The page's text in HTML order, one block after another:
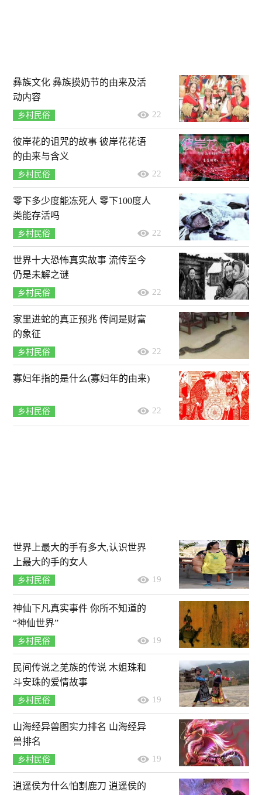
彝族文化 彝族摸奶节的由来及活
动内容
乡村民俗 22
彼岸花的诅咒的故事 彼岸花花语
的由来与含义
乡村民俗 22
零下多少度能冻死人 零下100度人
类能存活吗
乡村民俗 22
世界十大恐怖真实故事 流传至今
仍是未解之谜
乡村民俗 22
家里进蛇的真正预兆 传闻是财富
的象征
乡村民俗 22
寡妇年指的是什么(寡妇年的由来)
乡村民俗 22
世界上最大的手有多大,认识世界
上最大的手的女人
乡村民俗 19
神仙下凡真实事件 你所不知道的
“神仙世界”
乡村民俗 19
民间传说之羌族的传说 木姐珠和
斗安珠的爱情故事
乡村民俗 19
山海经异兽图实力排名 山海经异
兽排名
乡村民俗 19
逍遥侯为什么怕割鹿刀 逍遥侯的